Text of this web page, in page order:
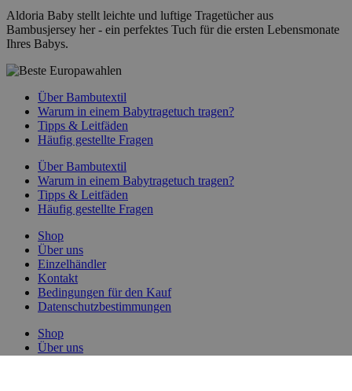
Aldoria Baby stellt leichte und luftige Tragetücher aus
Bambusjersey her - ein perfektes Tuch für die ersten Lebensmonate
Ihres Babys.
Über Bambutextil
Warum in einem Babytragetuch tragen?
Tipps & Leitfäden
Häufig gestellte Fragen
Über Bambutextil
Warum in einem Babytragetuch tragen?
Tipps & Leitfäden
Häufig gestellte Fragen
Shop
Über uns
Einzelhändler
Kontakt
Bedingungen für den Kauf
Datenschutzbestimmungen
Shop
Über uns